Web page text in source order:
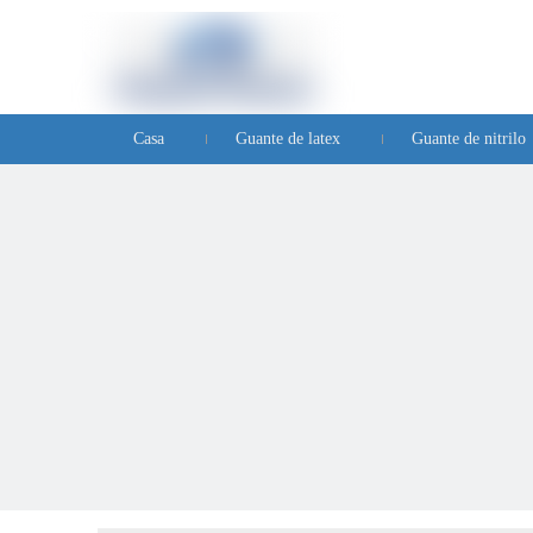
Casa Guante de latex Guante de nitrilo